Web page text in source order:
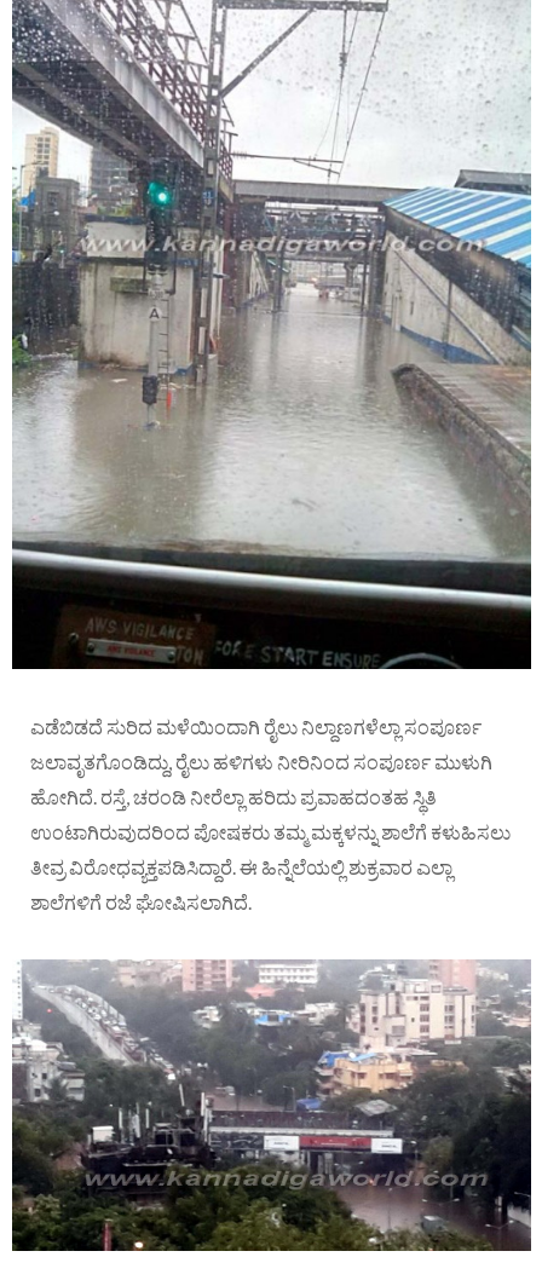
ಎಡೆಬಿಡದೆ ಸುರಿದ ಮಳೆಯಿಂದಾಗಿ ರೈಲು ನಿಲ್ದಾಣಗಳೆಲ್ಲಾ ಸಂಪೂರ್ಣ
ಜಲಾವೃತಗೊಂಡಿದ್ದು, ರೈಲು ಹಳಿಗಳು ನೀರಿನಿಂದ ಸಂಪೂರ್ಣ ಮುಳುಗಿ
ಹೋಗಿದೆ. ರಸ್ತೆ, ಚರಂಡಿ ನೀರೆಲ್ಲಾ ಹರಿದು ಪ್ರವಾಹದಂತಹ ಸ್ಥಿತಿ
ಉಂಟಾಗಿರುವುದರಿಂದ ಪೋಷಕರು ತಮ್ಮ ಮಕ್ಕಳನ್ನು ಶಾಲೆಗೆ ಕಳುಹಿಸಲು
ತೀವ್ರ ವಿರೋಧವ್ಯಕ್ತಪಡಿಸಿದ್ದಾರೆ. ಈ ಹಿನ್ನೆಲೆಯಲ್ಲಿ ಶುಕ್ರವಾರ ಎಲ್ಲಾ
ಶಾಲೆಗಳಿಗೆ ರಜೆ ಘೋಷಿಸಲಾಗಿದೆ.